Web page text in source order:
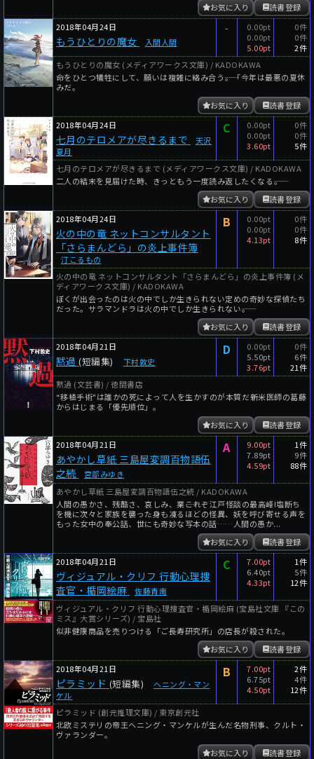
読書登録
お気に入り
2018年04月24日
もうひとりの魔女 入間人間
-
0.00pt
0.00pt
5.00pt
0件
0件
2件
もうひとりの魔女 (メディアワークス文庫) / KADOKAWA
命をひとつ犠牲にして、願いは複雑に絡み合う――。「今年は最悪の夏休
みだ。
読書登録
お気に入り
2018年04月24日
七月のテロメアが尽きるまで
天沢
夏月
C
0.00pt
0.00pt
3.60pt
0件
0件
5件
七月のテロメアが尽きるまで (メディアワークス文庫) / KADOKAWA
二人の結末を見届けた時、きっともう一度読み返したくなる――。
読書登録
お気に入り
2018年04月24日
火の中の竜 ネットコンサルタント
「さらまんどら」の炎上事件簿
汀こるもの
B
0.00pt
0.00pt
4.13pt
0件
0件
8件
火の中の竜 ネットコンサルタント「さらまんどら」の炎上事件簿 (メ
ディアワークス文庫) / KADOKAWA
ぼくが出会ったのは火の中でしか生きられない定めの奇妙な探偵たち
だった。サラマンドラは火の中でしか生きられない――。
読書登録
お気に入り
2018年04月21日
黙過 (短編集) 下村敦史
D
0.00pt
5.50pt
3.76pt
0件
6件
21件
黙過 (文芸書) / 徳間書店
“移植手術"は誰かの死によって人を生かすのが本質だ――新米医師の葛藤
からはじまる「優先順位」。
読書登録
お気に入り
2018年04月21日
あやかし草紙 三島屋変調百物語伍
之続
宮部みゆき
A
9.00pt
7.89pt
4.59pt
1件
9件
88件
あやかし草紙 三島屋変調百物語伍之続 / KADOKAWA
人間の愚かさ、残酷さ、哀しみ、業――これぞ江戸怪談の最高峰!塩断ち
を機に次々と家族を襲った身も凍るほどの怪異、妖を呼び寄せる声を
もった女中の奉公話、世にも奇妙な写本の話……人間の愚か...
読書登録
お気に入り
2018年04月21日
ヴィジュアル・クリフ 行動心理捜
査官・楯岡絵麻
佐藤青南
C
7.00pt
6.40pt
4.33pt
1件
5件
12件
ヴィジュアル・クリフ 行動心理捜査官・楯岡絵麻 (宝島社文庫 『この
ミス』大賞シリーズ) / 宝島社
似非健康商品を売りつける「ご長寿研究所」の店長が殺された。
読書登録
お気に入り
2018年04月21日
ピラミッド (短編集)
ヘニング・マン
ケル
B
7.00pt
6.75pt
4.50pt
2件
4件
12件
ピラミッド (創元推理文庫) / 東京創元社
北欧ミステリの帝王ヘニング・マンケルが生んだ名物刑事、クルト・
ヴァランダー。
読書登録
お気に入り